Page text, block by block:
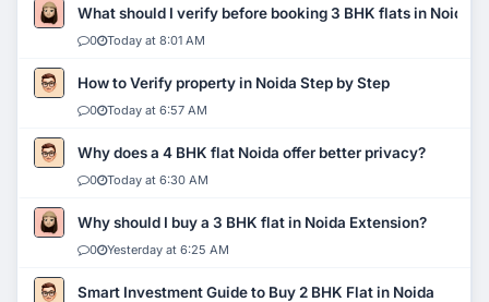
What should I verify before booking 3 BHK flats in Noida?
0 Today at 8:01 AM
How to Verify property in Noida Step by Step
0 Today at 6:57 AM
Why does a 4 BHK flat Noida offer better privacy?
0 Today at 6:30 AM
Why should I buy a 3 BHK flat in Noida Extension?
0 Yesterday at 6:25 AM
Smart Investment Guide to Buy 2 BHK Flat in Noida